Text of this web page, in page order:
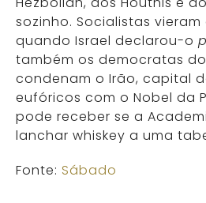
sozinho. Socialistas
quando Israel declarou-o
também os democratas
condenam o Irão, capital
eufóricos com o Nobel da
pode receber se a
lanchar whiskey a uma
Fonte: Sábado